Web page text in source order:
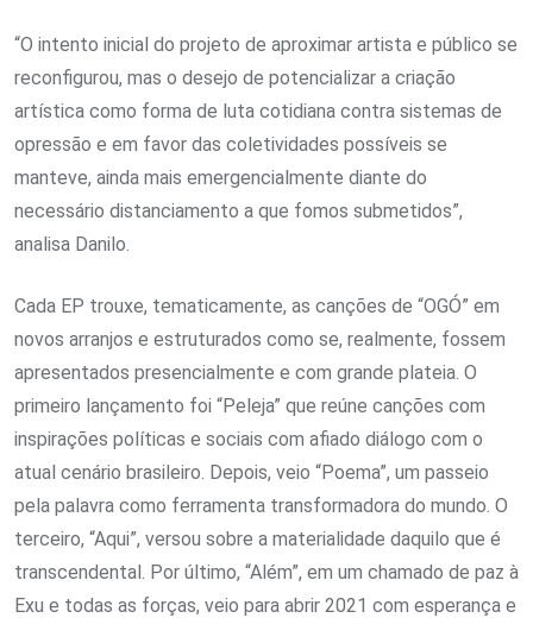
“O intento inicial do projeto de aproximar artista e público se
reconfigurou, mas o desejo de potencializar a criação
artística como forma de luta cotidiana contra sistemas de
opressão e em favor das coletividades possíveis se
manteve, ainda mais emergencialmente diante do
necessário distanciamento a que fomos submetidos”,
analisa Danilo.
Cada EP trouxe, tematicamente, as canções de “OGÓ” em
novos arranjos e estruturados como se, realmente, fossem
apresentados presencialmente e com grande plateia. O
primeiro lançamento foi “Peleja” que reúne canções com
inspirações políticas e sociais com afiado diálogo com o
atual cenário brasileiro. Depois, veio “Poema”, um passeio
pela palavra como ferramenta transformadora do mundo. O
terceiro, “Aqui”, versou sobre a materialidade daquilo que é
transcendental. Por último, “Além”, em um chamado de paz à
Exu e todas as forças, veio para abrir 2021 com esperança e